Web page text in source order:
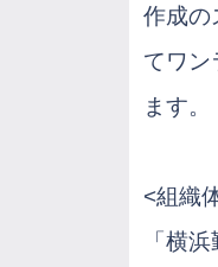
作成の
てワン
ます。
<組織
「横